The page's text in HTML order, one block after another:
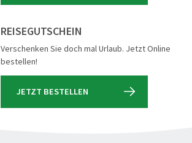
REISEGUTSCHEIN
Verschenken Sie doch mal Urlaub. Jetzt Online
bestellen!
JETZT BESTELLEN